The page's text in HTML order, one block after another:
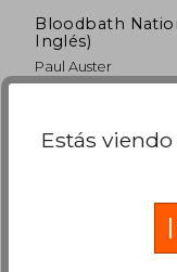
10%
Bloodbath
Inglés)
Paul Auster
Nuevo
Estás viendo